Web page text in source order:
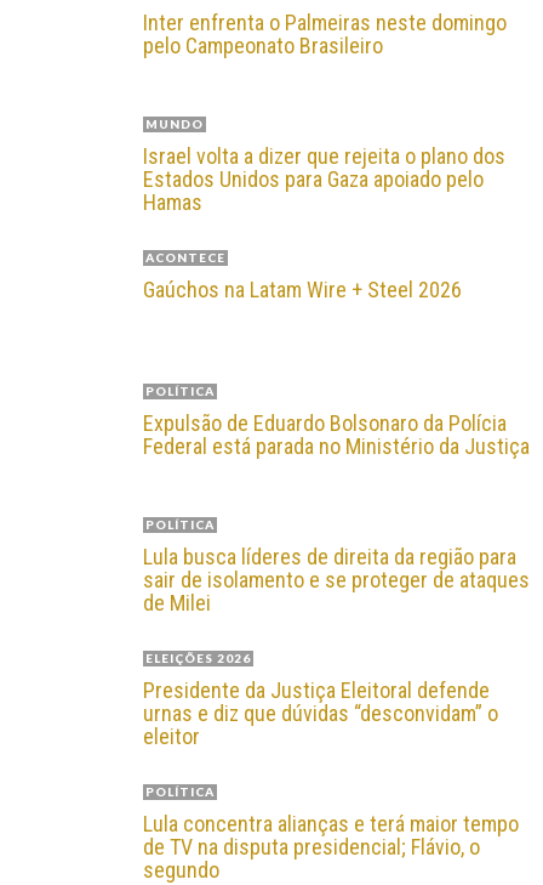
Inter enfrenta o Palmeiras neste domingo
pelo Campeonato Brasileiro
MUNDO
Israel volta a dizer que rejeita o plano dos
Estados Unidos para Gaza apoiado pelo
Hamas
ACONTECE
Gaúchos na Latam Wire + Steel 2026
POLÍTICA
Expulsão de Eduardo Bolsonaro da Polícia
Federal está parada no Ministério da Justiça
POLÍTICA
Lula busca líderes de direita da região para
sair de isolamento e se proteger de ataques
de Milei
ELEIÇÕES 2026
Presidente da Justiça Eleitoral defende
urnas e diz que dúvidas “desconvidam” o
eleitor
POLÍTICA
Lula concentra alianças e terá maior tempo
de TV na disputa presidencial; Flávio, o
segundo